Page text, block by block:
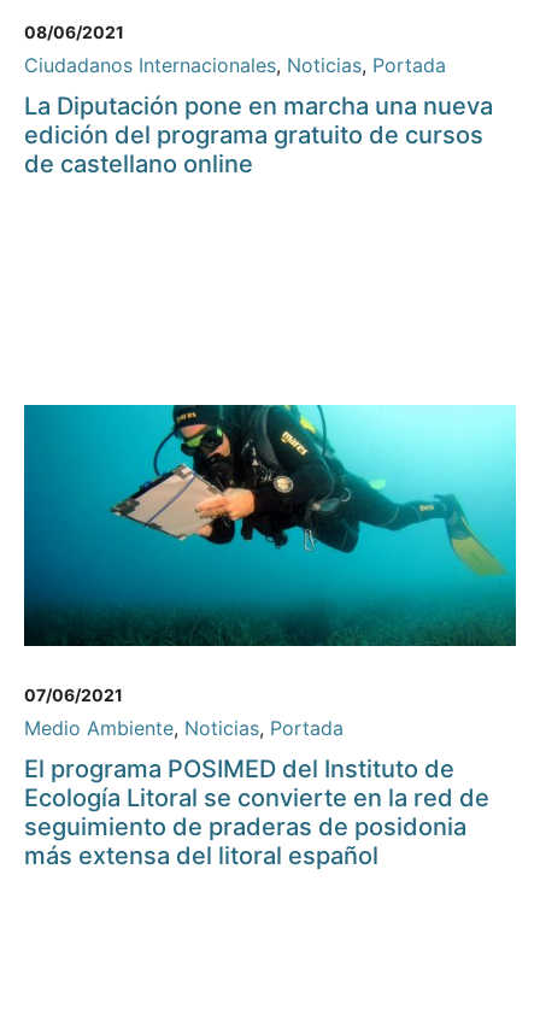
08/06/2021
Ciudadanos Internacionales, Noticias, Portada
La Diputación pone en marcha una nueva
edición del programa gratuito de cursos
de castellano online
07/06/2021
Medio Ambiente, Noticias, Portada
El programa POSIMED del Instituto de
Ecología Litoral se convierte en la red de
seguimiento de praderas de posidonia
más extensa del litoral español